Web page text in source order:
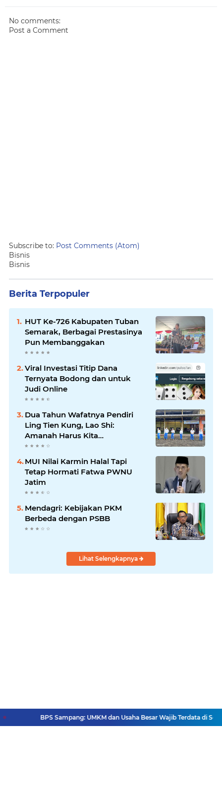
No comments:
Post a Comment
Subscribe to: Post Comments (Atom)
Bisnis
Bisnis
Berita Terpopuler
HUT Ke-726 Kabupaten Tuban
Semarak, Berbagai Prestasinya
Pun Membanggakan
Viral Investasi Titip Dana
Ternyata Bodong dan untuk
Judi Online
Dua Tahun Wafatnya Pendiri
Ling Tien Kung, Lao Shi:
Amanah Harus Kita
Laksanakan!
MUI Nilai Karmin Halal Tapi
Tetap Hormati Fatwa PWNU
Jatim
Mendagri: Kebijakan PKM
Berbeda dengan PSBB
Lihat Selengkapnya
BPS Sampang: UMKM dan Usaha Besar Wajib Terdata di